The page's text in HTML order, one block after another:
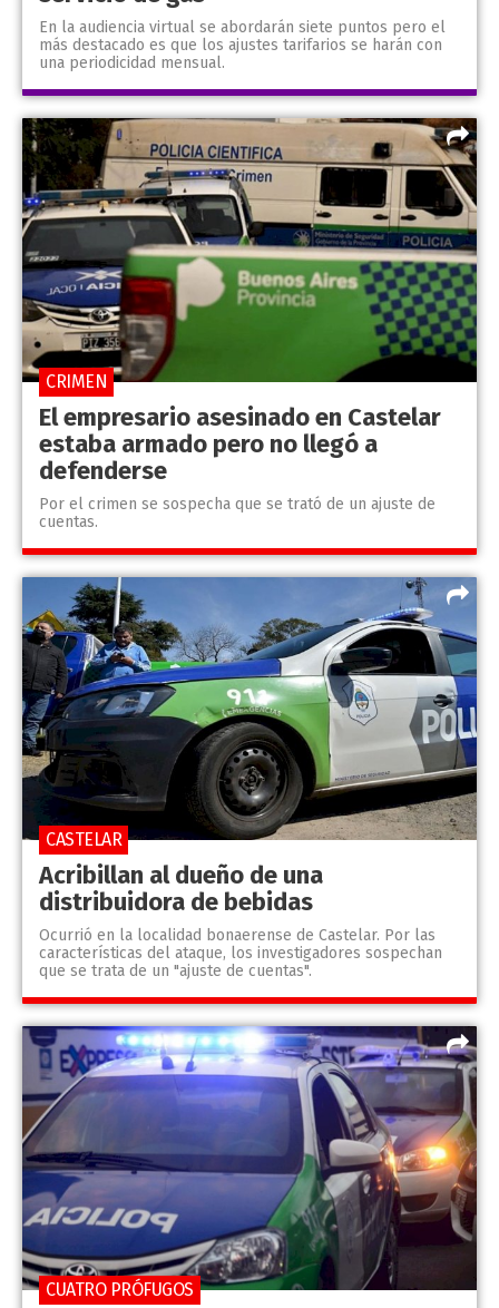
En la audiencia virtual se abordarán siete puntos pero el
más destacado es que los ajustes tarifarios se harán con
una periodicidad mensual.
El empresario asesinado en Castelar
estaba armado pero no llegó a
defenderse
Por el crimen se sospecha que se trató de un ajuste de
cuentas.
CRIMEN
Acribillan al dueño de una
distribuidora de bebidas
Ocurrió en la localidad bonaerense de Castelar. Por las
características del ataque, los investigadores sospechan
que se trata de un "ajuste de cuentas".
CASTELAR
CUATRO PRÓFUGOS